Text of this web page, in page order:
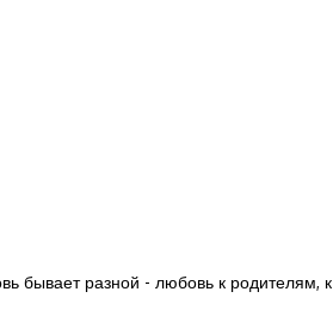
бывает разной - любовь к родителям, к